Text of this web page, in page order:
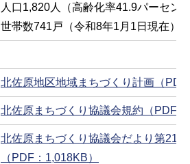
人口1,820人（高齢化率41.9パーセン
世帯数741戸（令和8年1月1日現在）
北佐原地区地域まちづくり計画（
北佐原まちづくり協議会規約（PDF
北佐原まちづくり協議会だより第21
（PDF：1,018KB）